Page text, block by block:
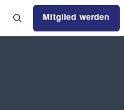
Mitglied werden